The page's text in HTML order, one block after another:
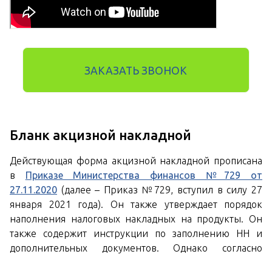
ЗАКАЗАТЬ ЗВОНОК
Бланк акцизной накладной
Действующая форма акцизной накладной прописана
в Приказе Министерства финансов №729 от
27.11.2020 (далее – Приказ №729, вступил в силу 27
января 2021 года). Он также утверждает порядок
наполнения налоговых накладных на продукты. Он
также содержит инструкции по заполнению НН и
дополнительных документов. Однако согласно